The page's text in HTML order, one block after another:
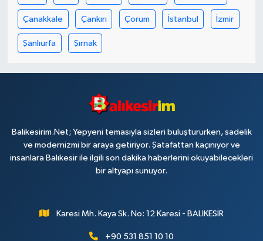
Çanakkale Çankırı Çorum İstanbul İzmir
Şanlıurfa Şırnak
Balikesirim.Net; Yepyeni temasıyla sizleri buluştururken, sadelik
ve modernizmi bir araya getiriyor. Şatafattan kaçınıyor ve
insanlara Balıkesir ile ilgili son dakika haberlerini okuyabilecekleri
bir altyapı sunuyor.
Karesi Mh. Kaya Sk. No: 12 Karesi - BALIKESİR
+90 531 851 10 10